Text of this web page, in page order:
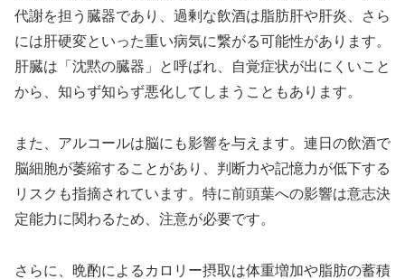
代謝を担う臓器であり、過剰な飲酒は脂肪肝や肝炎、さら
には肝硬変といった重い病気に繋がる可能性があります。
肝臓は「沈黙の臓器」と呼ばれ、自覚症状が出にくいこと
から、知らず知らず悪化してしまうこともあります。
また、アルコールは脳にも影響を与えます。連日の飲酒で
脳細胞が萎縮することがあり、判断力や記憶力が低下する
リスクも指摘されています。特に前頭葉への影響は意志決
定能力に関わるため、注意が必要です。
さらに、晩酌によるカロリー摂取は体重増加や脂肪の蓄積